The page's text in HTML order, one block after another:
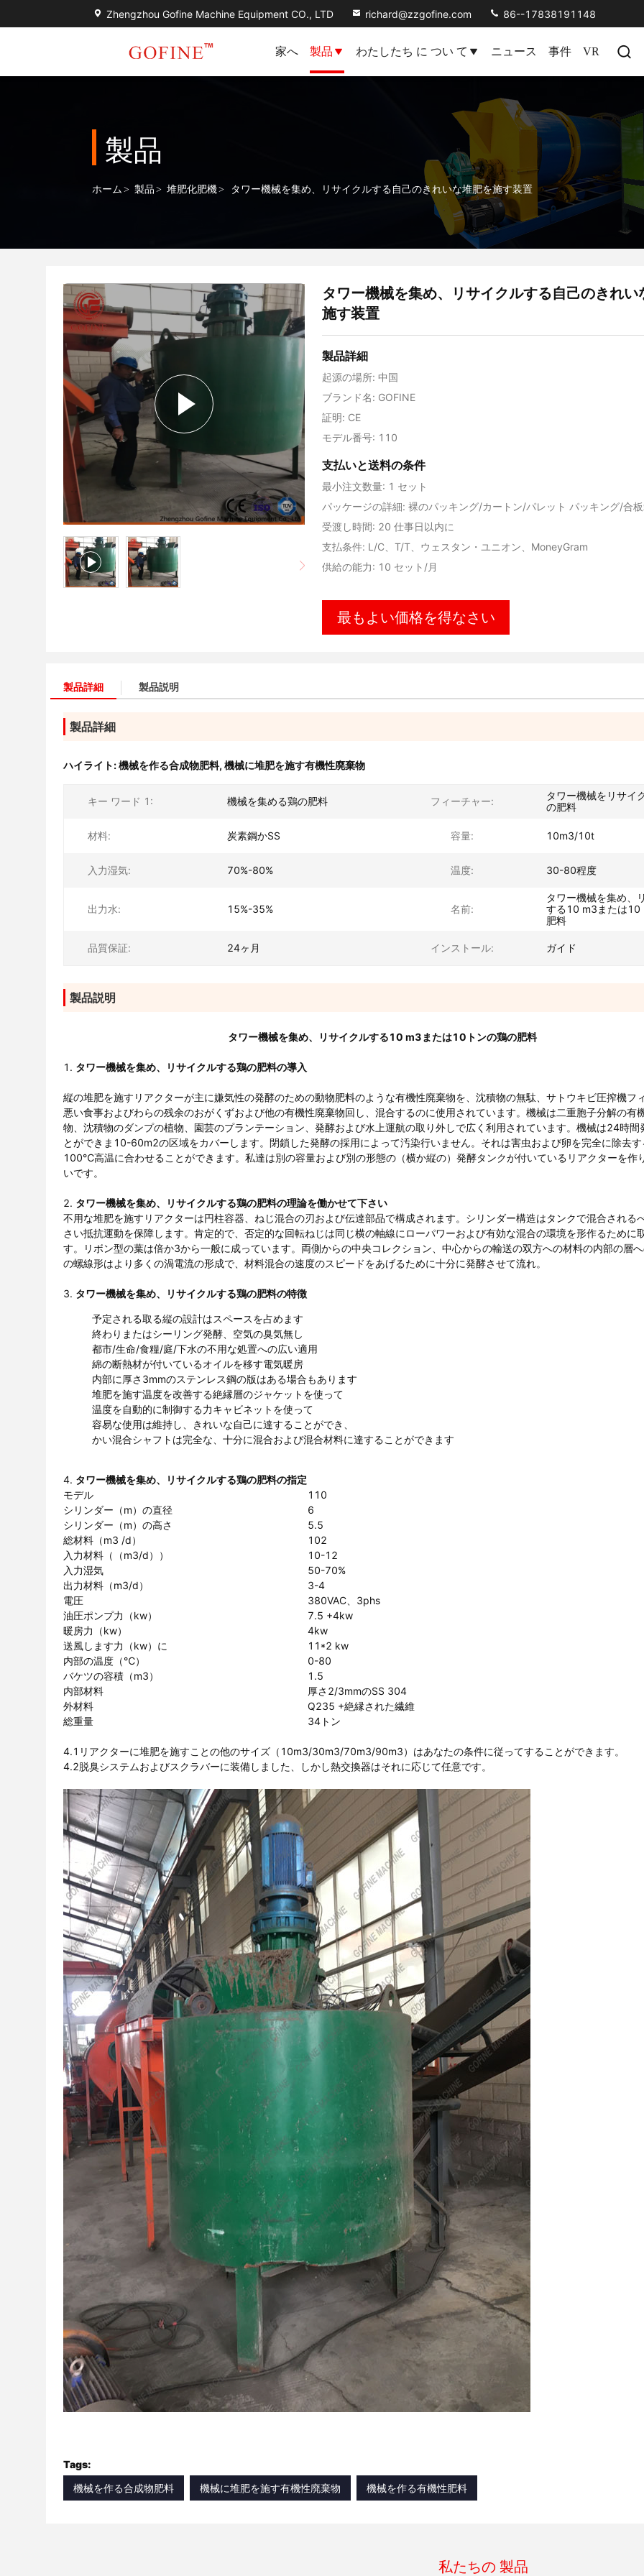
Zhengzhou Gofine Machine Equipment CO., LTD richard@zzgofine.com 86--17838191148
家へ 製品 わたしたち に つい て ニュース 事件 VR
製品
ホーム > 製品 > 堆肥化肥機> タワー機械を集め、リサイクルする自己のきれいな堆肥を施す装置
タワー機械を集め、リサイクルする自己のきれい
施す装置
製品詳細
起源の場所: 中国
ブランド名: GOFINE
証明: CE
モデル番号: 110
支払いと送料の条件
最小注文数量: 1 セット
パッケージの詳細: 裸のパッキング/カートン/パレット パッキング/合
受渡し時間: 20 仕事日以内に
支払条件: L/C、T/T、ウェスタン・ユニオン、MoneyGram
供給の能力: 10 セット/月
最もよい価格を得なさい
製品詳細 製品説明
製品詳細
ハイライト:機械を作る合成物肥料, 機械に堆肥を施す有機性廃棄物
キー ワード 1: 機械を集める鶏の肥料 フィーチャー:
タワー機械をリサイ
の肥料
材料: 炭素鋼かSS 容量: 10m3/10t
入力湿気: 70%-80% 温度: 30-80程度
出力水: 15%-35% 名前:
タワー機械を集め、
する10 m3または10
肥料
品質保証: 24ヶ月 インストール: ガイド
製品説明
タワー機械を集め、リサイクルする10 m3または10トンの鶏の肥料
1. タワー機械を集め、リサイクルする鶏の肥料の導入
縦の堆肥を施すリアクターが主に嫌気性の発酵のための動物肥料のような有機性廃棄物を、沈積物の無駄、サトウキビ圧搾機フ
悪い食事およびわらの残余のおがくずおよび他の有機性廃棄物回し、混合するのに使用されています。機械は二重胞子分解の有
物、沈積物のダンプの植物、園芸のプランテーション、発酵および水上運航の取り外しで広く利用されています。機械は24時間
とができま10-60m2の区域をカバーします。閉鎖した発酵の採用によって汚染行いません。それは害虫および卵を完全に除去
100℃高温に合わせることができます。私達は別の容量および別の形態の（横か縦の）発酵タンクが付いているリアクターを作
いです。
2. タワー機械を集め、リサイクルする鶏の肥料の理論を働かせて下さい
不用な堆肥を施すリアクターは円柱容器、ねじ混合の刃および伝達部品で構成されます。シリンダー構造はタンクで混合される
さい抵抗運動を保障します。肯定的で、否定的な回転ねじは同じ横の軸線にローパワーおよび有効な混合の環境を形作るために
す。リボン型の葉は倍か3から一般に成っています。両側からの中央コレクション、中心からの輸送の双方への材料の内部の層
の螺線形はより多くの渦電流の形成で、材料混合の速度のスピードをあげるために十分に発酵させて流れ。
3. タワー機械を集め、リサイクルする鶏の肥料の特徴
予定される取る縦の設計はスペースを占めます
終わりまたはシーリング発酵、空気の臭気無し
都市/生命/食糧/庭/下水の不用な処置への広い適用
綿の断熱材が付いているオイルを移す電気暖房
内部に厚さ3mmのステンレス鋼の版はある場合もあります
堆肥を施す温度を改善する絶縁層のジャケットを使って
温度を自動的に制御する力キャビネットを使って
容易な使用は維持し、きれいな自己に達することができ、
かい混合シャフトは完全な、十分に混合および混合材料に達することができます
4. タワー機械を集め、リサイクルする鶏の肥料の指定
モデル
110
シリンダー（m）の直径
6
シリンダー（m）の高さ
5.5
総材料（m3 /d）
102
入力材料（（m3/d））
10-12
入力湿気
50-70%
出力材料（m3/d）
3-4
電圧
380VAC、3phs
油圧ポンプ力（kw）
7.5 +4kw
暖房力（kw）
4kw
送風します力（kw）に
11*2 kw
内部の温度（℃）
0-80
バケツの容積（m3）
1.5
内部材料
厚さ2/3mmのSS 304
外材料
Q235 +絶縁された繊維
総重量
34トン
4.1リアクターに堆肥を施すことの他のサイズ（10m3/30m3/70m3/90m3）はあなたの条件に従ってすることができます。
4.2脱臭システムおよびスクラバーに装備しました、しかし熱交換器はそれに応じて任意です。
Tags:
機械を作る合成物肥料
機械に堆肥を施す有機性廃棄物 機械を作る有機性肥料
私たちの 製品